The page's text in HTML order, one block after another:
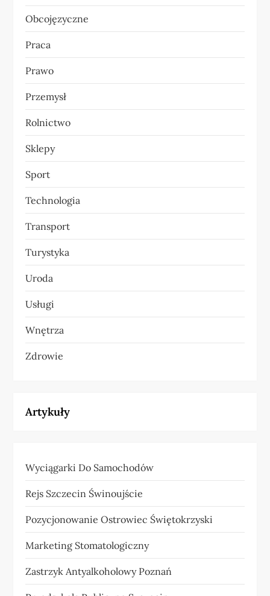
Obcojęzyczne
Praca
Prawo
Przemysł
Rolnictwo
Sklepy
Sport
Technologia
Transport
Turystyka
Uroda
Usługi
Wnętrza
Zdrowie
Artykuły
Wyciągarki Do Samochodów
Rejs Szczecin Świnoujście
Pozycjonowanie Ostrowiec Świętokrzyski
Marketing Stomatologiczny
Zastrzyk Antyalkoholowy Poznań